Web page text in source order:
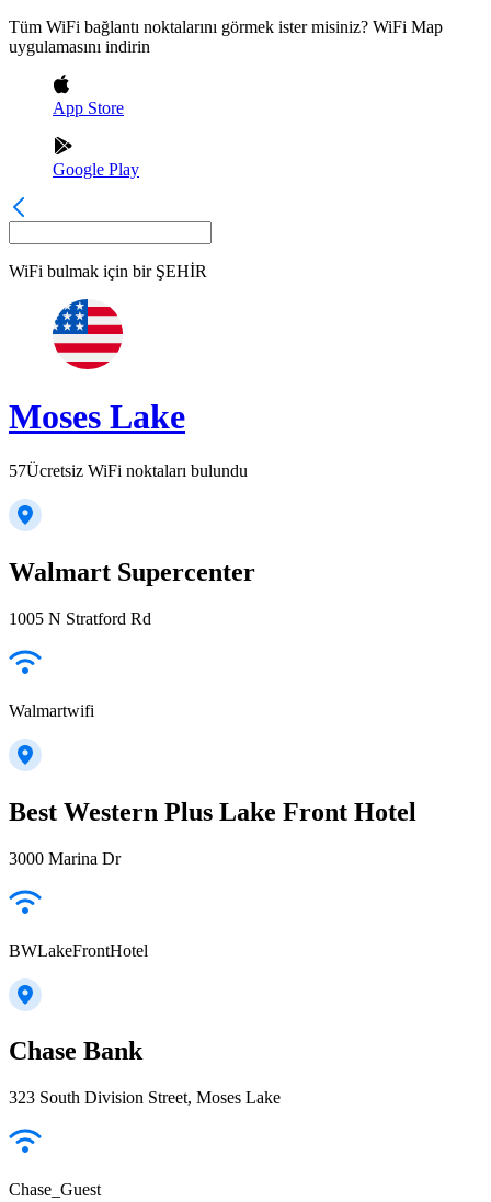
Tüm WiFi bağlantı noktalarını görmek ister misiniz? WiFi Map
uygulamasını indirin
App Store
Google Play
WiFi bulmak için bir ŞEHİR
Moses Lake
57Ücretsiz WiFi noktaları bulundu
Walmart Supercenter
1005 N Stratford Rd
Walmartwifi
Best Western Plus Lake Front Hotel
3000 Marina Dr
BWLakeFrontHotel
Chase Bank
323 South Division Street, Moses Lake
Chase_Guest